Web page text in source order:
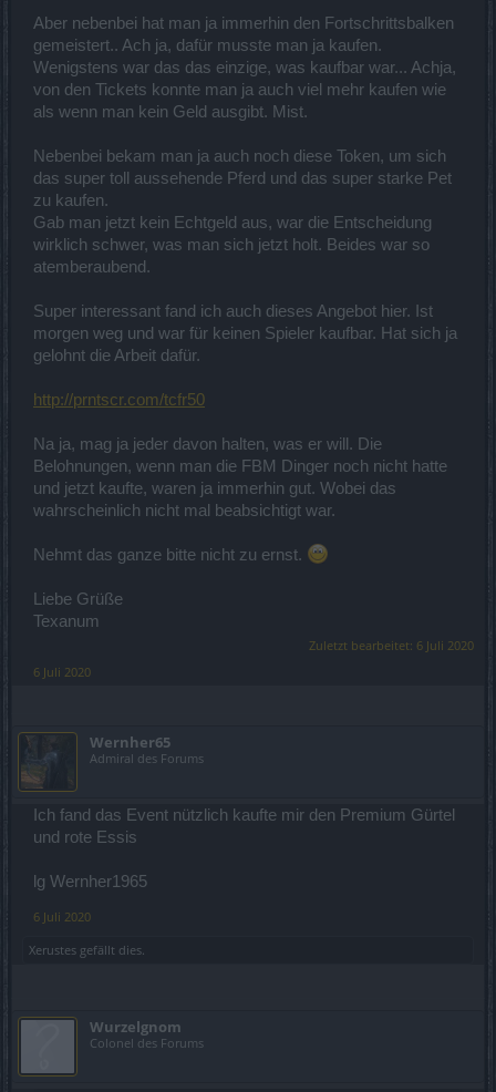
Aber nebenbei hat man ja immerhin den Fortschrittsbalken
gemeistert.. Ach ja, dafür musste man ja kaufen.
Wenigstens war das das einzige, was kaufbar war... Achja,
von den Tickets konnte man ja auch viel mehr kaufen wie
als wenn man kein Geld ausgibt. Mist.
Nebenbei bekam man ja auch noch diese Token, um sich
das super toll aussehende Pferd und das super starke Pet
zu kaufen.
Gab man jetzt kein Echtgeld aus, war die Entscheidung
wirklich schwer, was man sich jetzt holt. Beides war so
atemberaubend.
Super interessant fand ich auch dieses Angebot hier. Ist
morgen weg und war für keinen Spieler kaufbar. Hat sich ja
gelohnt die Arbeit dafür.
http://prntscr.com/tcfr50
Na ja, mag ja jeder davon halten, was er will. Die
Belohnungen, wenn man die FBM Dinger noch nicht hatte
und jetzt kaufte, waren ja immerhin gut. Wobei das
wahrscheinlich nicht mal beabsichtigt war.
Nehmt das ganze bitte nicht zu ernst.
Liebe Grüße
Texanum
Zuletzt bearbeitet: 6 Juli 2020
6 Juli 2020
Wernher65
Admiral des Forums
Ich fand das Event nützlich kaufte mir den Premium Gürtel
und rote Essis
lg Wernher1965
6 Juli 2020
Xerustes gefällt dies.
Wurzelgnom
Colonel des Forums